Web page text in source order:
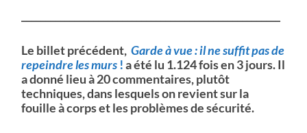
Le billet précédent,Garde à vue : il ne suffit pas de
repeindre les murs !a été lu 1.124 fois en 3 jours. Il
a donné lieu à 20 commentaires, plutôt
techniques, dans lesquels on revient sur la
fouille à corps et les problèmes de sécurité.